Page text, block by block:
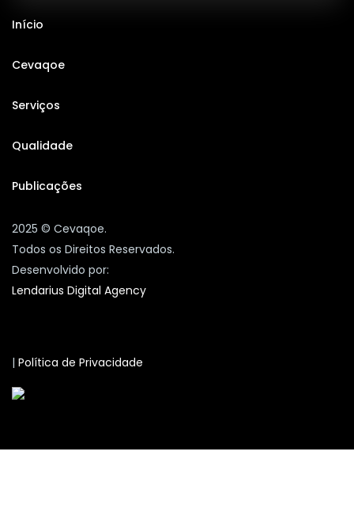
Início
Cevaqoe
Serviços
Qualidade
Publicações
2025 © Cevaqoe.
Todos os Direitos Reservados.
Desenvolvido por:
Lendarius Digital Agency
| Política de Privacidade